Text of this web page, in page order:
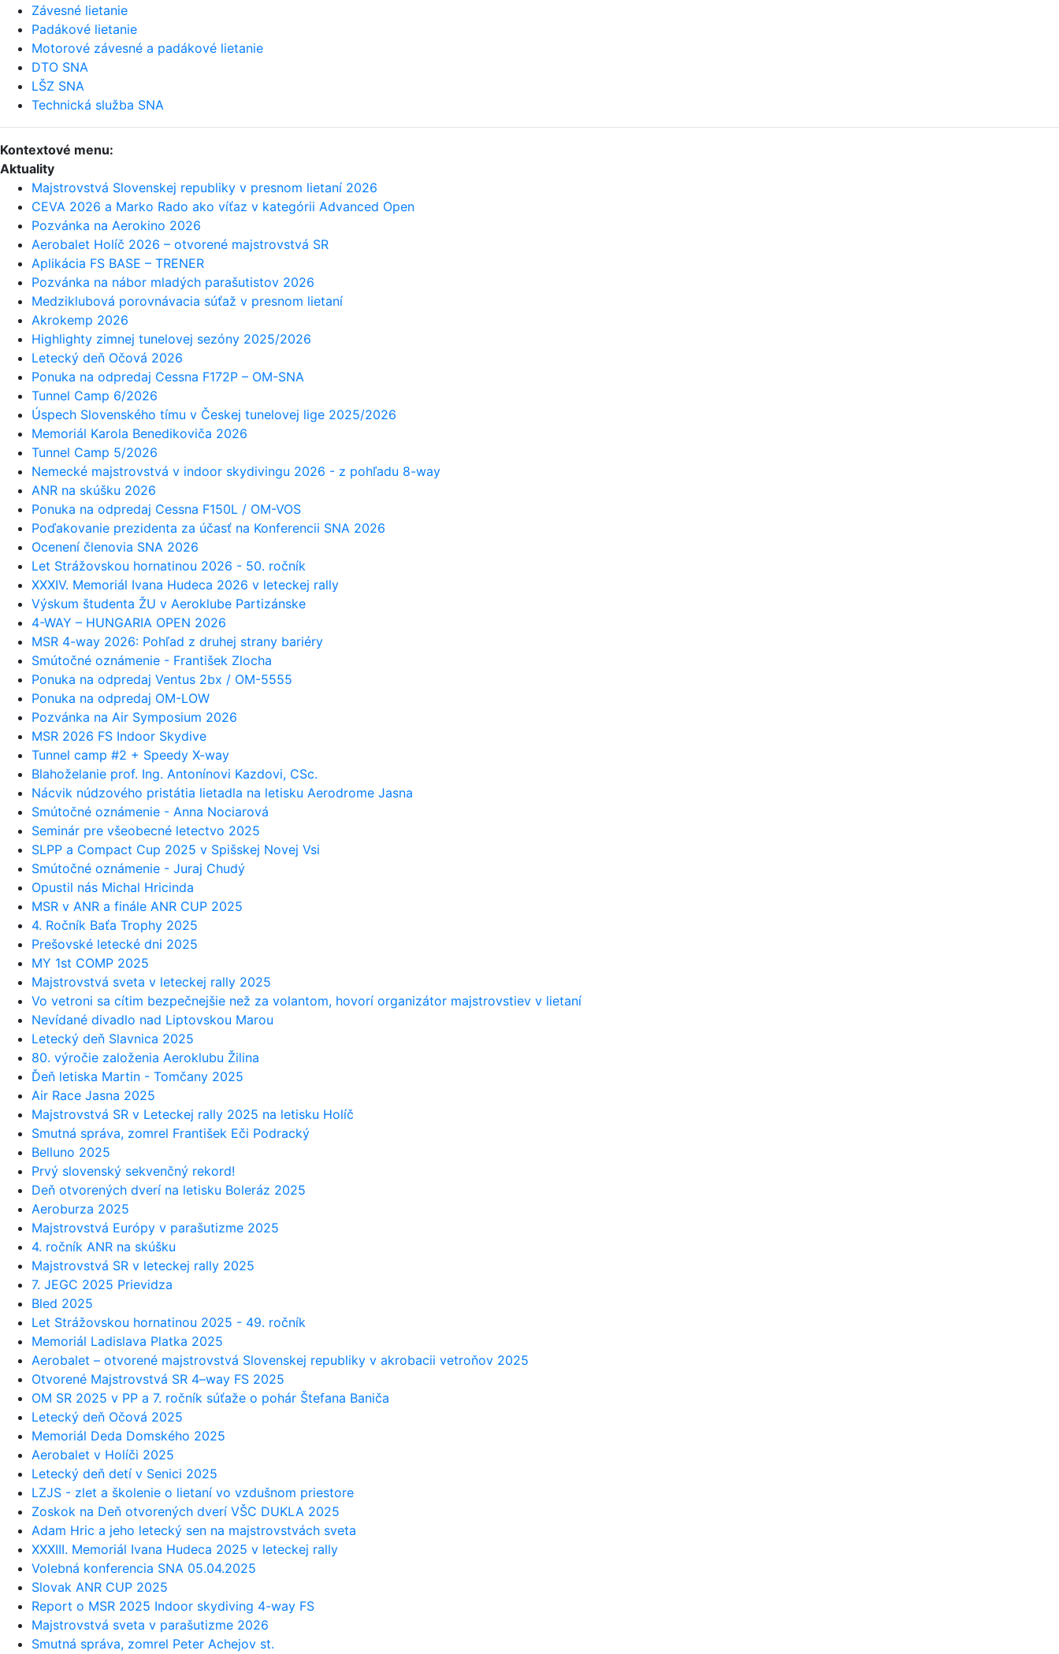
Závesné lietanie
Padákové lietanie
Motorové závesné a padákové lietanie
DTO SNA
LŠZ SNA
Technická služba SNA
Kontextové menu:
Aktuality
Majstrovstvá Slovenskej republiky v presnom lietaní 2026
CEVA 2026 a Marko Rado ako víťaz v kategórii Advanced Open
Pozvánka na Aerokino 2026
Aerobalet Holíč 2026 – otvorené majstrovstvá SR
Aplikácia FS BASE – TRENER
Pozvánka na nábor mladých parašutistov 2026
Medziklubová porovnávacia súťaž v presnom lietaní
Akrokemp 2026
Highlighty zimnej tunelovej sezóny 2025/2026
Letecký deň Očová 2026
Ponuka na odpredaj Cessna F172P – OM-SNA
Tunnel Camp 6/2026
Úspech Slovenského tímu v Českej tunelovej lige 2025/2026
Memoriál Karola Benedikoviča 2026
Tunnel Camp 5/2026
Nemecké majstrovstvá v indoor skydivingu 2026 - z pohľadu 8-way
ANR na skúšku 2026
Ponuka na odpredaj Cessna F150L / OM-VOS
Poďakovanie prezidenta za účasť na Konferencii SNA 2026
Ocenení členovia SNA 2026
Let Strážovskou hornatinou 2026 - 50. ročník
XXXIV. Memoriál Ivana Hudeca 2026 v leteckej rally
Výskum študenta ŽU v Aeroklube Partizánske
4-WAY – HUNGARIA OPEN 2026
MSR 4-way 2026: Pohľad z druhej strany bariéry
Smútočné oznámenie - František Zlocha
Ponuka na odpredaj Ventus 2bx / OM-5555
Ponuka na odpredaj OM-LOW
Pozvánka na Air Symposium 2026
MSR 2026 FS Indoor Skydive
Tunnel camp #2 + Speedy X-way
Blahoželanie prof. Ing. Antonínovi Kazdovi, CSc.
Nácvik núdzového pristátia lietadla na letisku Aerodrome Jasna
Smútočné oznámenie - Anna Nociarová
Seminár pre všeobecné letectvo 2025
SLPP a Compact Cup 2025 v Spišskej Novej Vsi
Smútočné oznámenie - Juraj Chudý
Opustil nás Michal Hricinda
MSR v ANR a finále ANR CUP 2025
4. Ročník Baťa Trophy 2025
Prešovské letecké dni 2025
MY 1st COMP 2025
Majstrovstvá sveta v leteckej rally 2025
Vo vetroni sa cítim bezpečnejšie než za volantom, hovorí organizátor majstrovstiev v lietaní
Nevídané divadlo nad Liptovskou Marou
Letecký deň Slavnica 2025
80. výročie založenia Aeroklubu Žilina
Ďeň letiska Martin - Tomčany 2025
Air Race Jasna 2025
Majstrovstvá SR v Leteckej rally 2025 na letisku Holíč
Smutná správa, zomrel František Eči Podracký
Belluno 2025
Prvý slovenský sekvenčný rekord!
Deň otvorených dverí na letisku Boleráz 2025
Aeroburza 2025
Majstrovstvá Európy v parašutizme 2025
4. ročník ANR na skúšku
Majstrovstvá SR v leteckej rally 2025
7. JEGC 2025 Prievidza
Bled 2025
Let Strážovskou hornatinou 2025 - 49. ročník
Memoriál Ladislava Platka 2025
Aerobalet – otvorené majstrovstvá Slovenskej republiky v akrobacii vetroňov 2025
Otvorené Majstrovstvá SR 4–way FS 2025
OM SR 2025 v PP a 7. ročník súťaže o pohár Štefana Baniča
Letecký deň Očová 2025
Memoriál Deda Domského 2025
Aerobalet v Holíči 2025
Letecký deň detí v Senici 2025
LZJS - zlet a školenie o lietaní vo vzdušnom priestore
Zoskok na Deň otvorených dverí VŠC DUKLA 2025
Adam Hric a jeho letecký sen na majstrovstvách sveta
XXXIII. Memoriál Ivana Hudeca 2025 v leteckej rally
Volebná konferencia SNA 05.04.2025
Slovak ANR CUP 2025
Report o MSR 2025 Indoor skydiving 4-way FS
Majstrovstvá sveta v parašutizme 2026
Smutná správa, zomrel Peter Achejov st.